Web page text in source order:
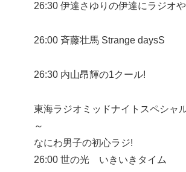
26:30 伊達さゆりの伊達にラジオ
26:00 斉藤壮馬 Strange daysS
26:30 内山昂輝の1クール!
東海ラジオミッドナイトスペシャ
～
なにわ男子の初心ラジ!
26:00 世の光 いきいきタイム